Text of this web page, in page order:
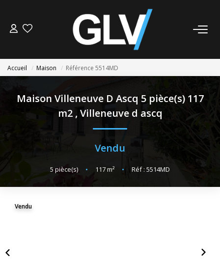
LOCATION
GESTION
NOS AGENCES
Nos Agences
Accueil Maison Référence 5514MD
Maison Villeneuve D Ascq 5 pièce(s) 117
m2 , Villeneuve d ascq
Vendu
5 pièce(s) • 117m² • Réf : 5514MD
Vendu